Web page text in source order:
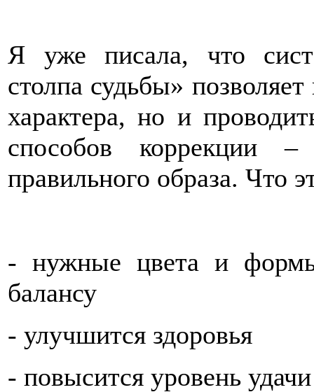
Я уже писала, что
столпа судьбы»
характера, но и
способов коррекции –
правильного образа. Что
- нужные цвета и
балансу
- улучшится здоровья
- повысится уровень удачи